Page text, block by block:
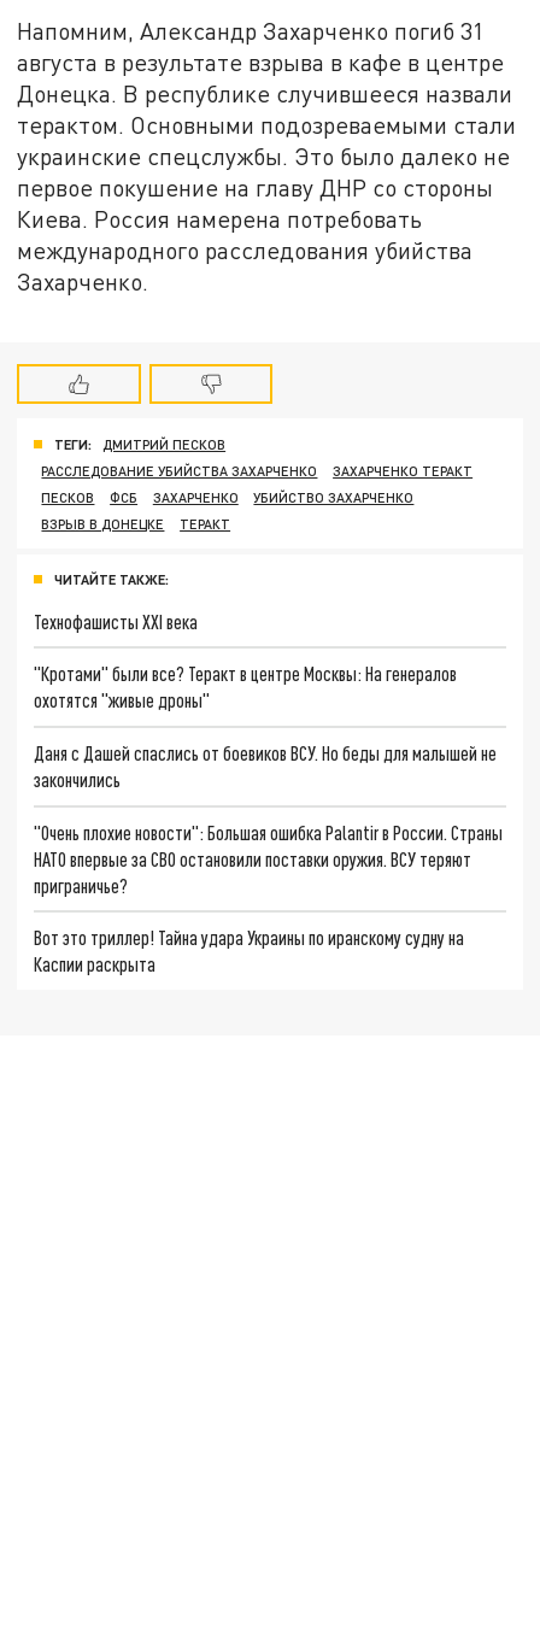
Напомним, Александр Захарченко погиб 31
августа в результате взрыва в кафе в центре
Донецка. В республике случившееся назвали
терактом. Основными подозреваемыми стали
украинские спецслужбы. Это было далеко не
первое покушение на главу ДНР со стороны
Киева. Россия намерена потребовать
международного расследования убийства
Захарченко.
ТЕГИ:
ДМИТРИЙ ПЕСКОВ
РАССЛЕДОВАНИЕ УБИЙСТВА ЗАХАРЧЕНКО
ЗАХАРЧЕНКО ТЕРАКТ
ПЕСКОВ
ФСБ ЗАХАРЧЕНКО
УБИЙСТВО ЗАХАРЧЕНКО
ВЗРЫВ В ДОНЕЦКЕ
ТЕРАКТ
ЧИТАЙТЕ ТАКЖЕ:
Технофашисты XXI века
"Кротами" были все? Теракт в центре Москвы: На генералов
охотятся "живые дроны"
Даня с Дашей спаслись от боевиков ВСУ. Но беды для малышей не
закончились
"Очень плохие новости": Большая ошибка Palantir в России. Страны
НАТО впервые за СВО остановили поставки оружия. ВСУ теряют
приграничье?
Вот это триллер! Тайна удара Украины по иранскому судну на
Каспии раскрыта